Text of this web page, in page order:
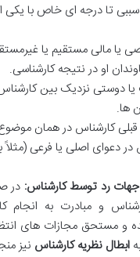
تا درجه ای خاص با یکی
مالی مستقیم یا
او در نتیجه کارشناسی.
دوستی نزدیک بین
ها.
قبلی کارشناس در همان
دعوای اصلی یا فرعی (مثلاً
جهات رد توسط کارشناس: در
و مبادرت به انجام
و مستحق مجازات های
ابطال نظریه کارشناس نیز